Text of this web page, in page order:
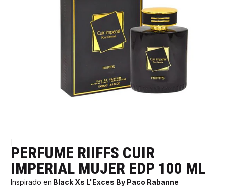
PERFUME RIIFFS CUIR
IMPERIAL MUJER EDP 100 ML
Inspirado en Black Xs L'Exces By Paco Rabanne